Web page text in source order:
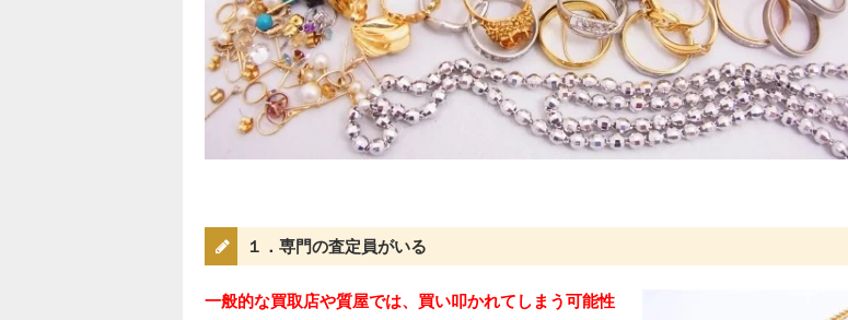
１．専門の査定員がいる
一般的な買取店や質屋では、買い叩かれてしまう可能性